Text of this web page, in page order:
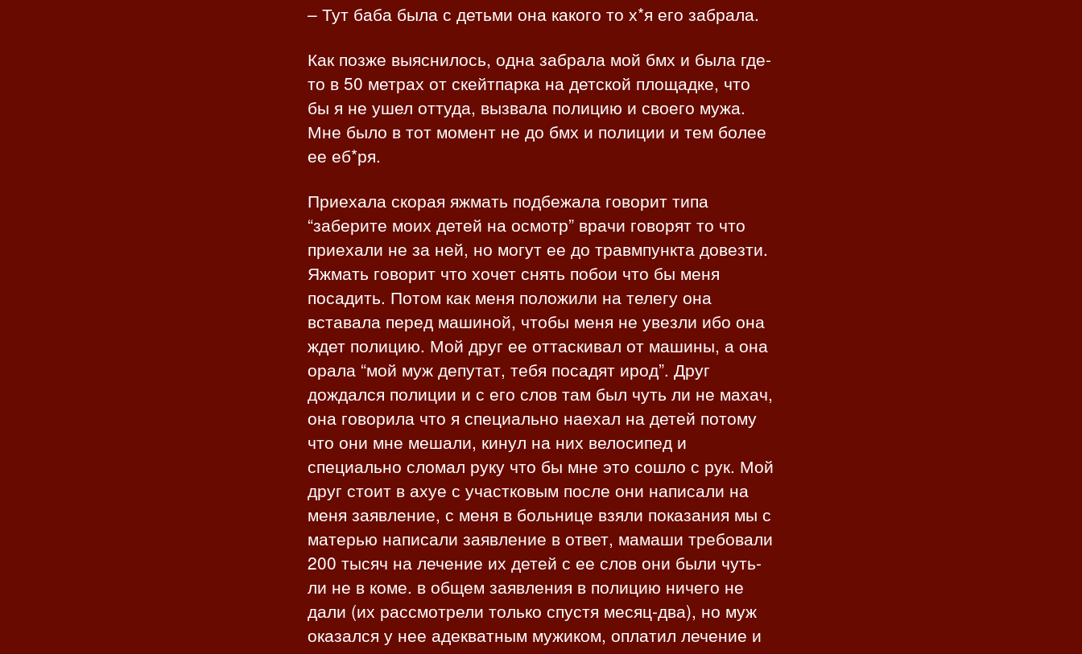
– Тут баба была с детьми она какого то х*я его забрала.
Как позже выяснилось, одна забрала мой бмх и была где-
то в 50 метрах от скейтпарка на детской площадке, что
бы я не ушел оттуда, вызвала полицию и своего мужа.
Мне было в тот момент не до бмх и полиции и тем более
ее еб*ря.
Приехала скорая яжмать подбежала говорит типа
“заберите моих детей на осмотр” врачи говорят то что
приехали не за ней, но могут ее до травмпункта довезти.
Яжмать говорит что хочет снять побои что бы меня
посадить. Потом как меня положили на телегу она
вставала перед машиной, чтобы меня не увезли ибо она
ждет полицию. Мой друг ее оттаскивал от машины, а она
орала “мой муж депутат, тебя посадят ирод”. Друг
дождался полиции и с его слов там был чуть ли не махач,
она говорила что я специально наехал на детей потому
что они мне мешали, кинул на них велосипед и
специально сломал руку что бы мне это сошло с рук. Мой
друг стоит в ахуе с участковым после они написали на
меня заявление, с меня в больнице взяли показания мы с
матерью написали заявление в ответ, мамаши требовали
200 тысяч на лечение их детей с ее слов они были чуть-
ли не в коме. в общем заявления в полицию ничего не
дали (их рассмотрели только спустя месяц-два), но муж
оказался у нее адекватным мужиком, оплатил лечение и